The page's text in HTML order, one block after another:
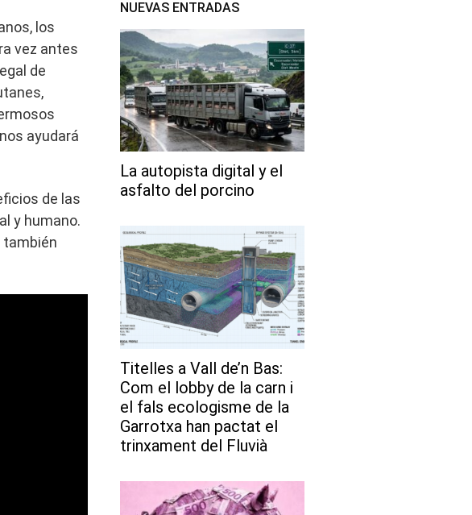
los
vez antes
de
ayudará
de las
y humano.
también
NUEVAS ENTRADAS
La autopista digital y el
asfalto del porcino
Titelles a Vall de’n Bas:
Com el lobby de la carn i
el fals ecologisme de la
Garrotxa han pactat el
trinxament del Fluvià